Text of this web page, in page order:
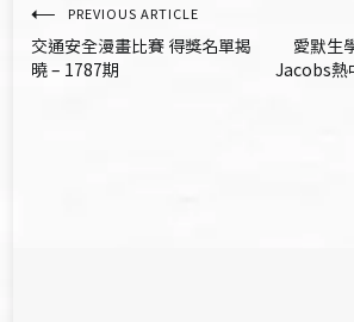
文
章
PREVIOUS ARTICLE
交通安全漫畫比賽 得獎名單揭
曉 – 1787期
愛默生
Jacobs熱